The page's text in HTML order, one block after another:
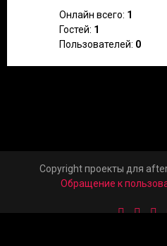
Онлайн всего: 1
Гостей: 1
Пользователей: 0
Copyright проекты для
Обращение к